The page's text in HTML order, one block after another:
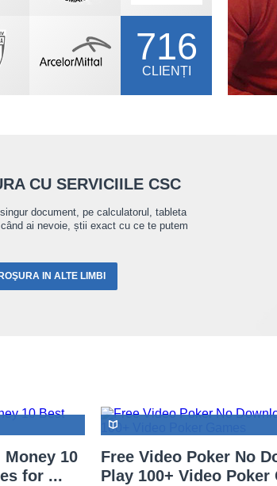
716
CLIENȚI
CU SERVICIILE CSC
document, pe calculatorul, tableta
ai nevoie, știi exact cu ce te putem
IN ALTE LIMBI
10
for ...
Free Video Poker No
Play 100+ Video Poker